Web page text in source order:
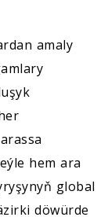
amaly
hem ara
global
döwürde